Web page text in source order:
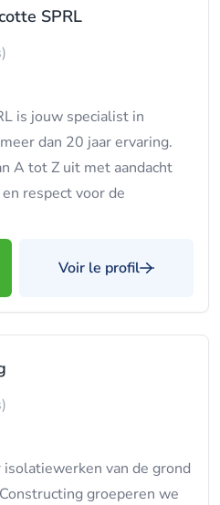
SPRL
is jouw specialist in
dan 20 jaar ervaring.
A tot Z uit met aandacht
respect voor de
Voir le profil
van de grond
groeperen we